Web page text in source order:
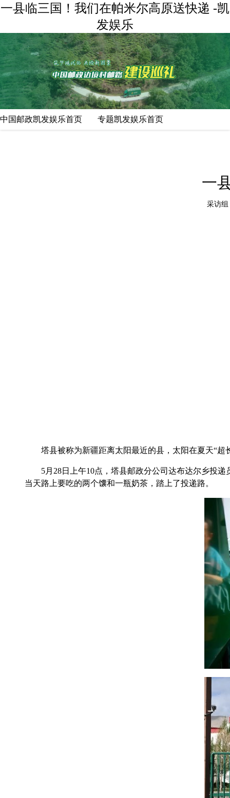
一县临三国！我们在帕米尔高原送快递 -凯
发娱乐
中国邮政凯发娱乐首页 专题凯发娱乐首页
一
采访
塔县被称为新疆距离太阳最近的县，太阳在夏天“超
5月28日上午10点，塔县邮政分公司达布达尔乡投递
当天路上要吃的两个馕和一瓶奶茶，踏上了投递路。